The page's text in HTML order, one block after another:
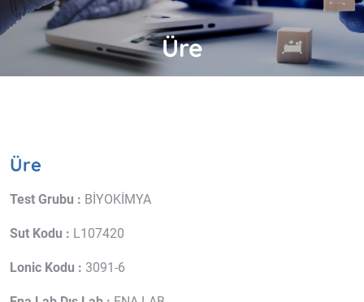
Üre
Üre
Test Grubu : BİYOKİMYA
Sut Kodu : L107420
Lonic Kodu : 3091-6